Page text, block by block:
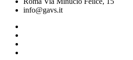
info@gavs.it